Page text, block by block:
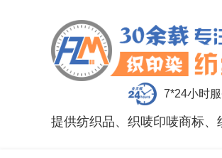
7*24小时
提供纺织品、织唛印唛商标